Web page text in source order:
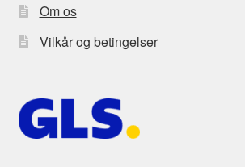
Om os
Vilkår og betingelser